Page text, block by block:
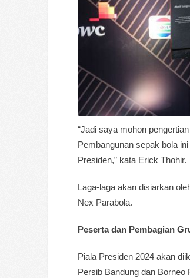
“Jadi saya mohon
Pembangunan sepak bola
Presiden,” kata Erick Thohir.
Laga-laga akan disiarkan
Nex Parabola.
Peserta dan Pembagian
Piala Presiden 2024 akan
Persib Bandung dan